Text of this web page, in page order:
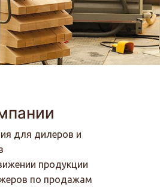
для дилеров и
продукции
по продажам